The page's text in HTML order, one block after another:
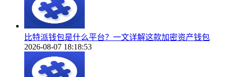
比特派钱包是什么平台？一文详解这款加密资产钱包
2026-08-07 18:18:53